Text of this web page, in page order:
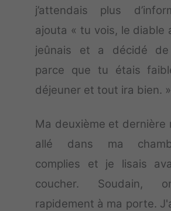
j’attendais plus
ajouta « tu vois, le diable
jeûnais et a décidé de
parce que tu étais
déjeuner et tout ira bien. »
Ma deuxième et dernière
allé dans ma
complies et je lisais
coucher. Soudain,
rapidement à ma porte.